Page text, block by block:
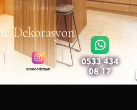
BLOG 4 dakika okuma
Dekorasyon